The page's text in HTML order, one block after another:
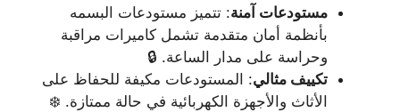
مستودعات آمنة: تتميز مستودعات البسمه
بأنظمة أمان متقدمة تشمل كاميرات مراقبة
وحراسة على مدار الساعة. 🔒
تكييف مثالي: المستودعات مكيفة للحفاظ على
الأثاث والأجهزة الكهربائية في حالة ممتازة. ❄️